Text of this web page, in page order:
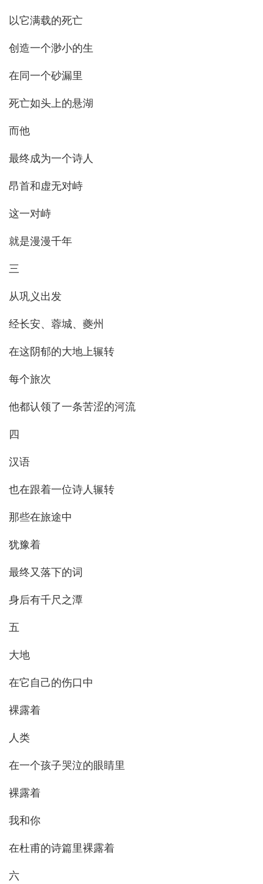
以它满载的死亡
创造一个渺小的生
在同一个砂漏里
死亡如头上的悬湖
而他
最终成为一个诗人
昂首和虚无对峙
这一对峙
就是漫漫千年
三
从巩义出发
经长安、蓉城、夔州
在这阴郁的大地上辗转
每个旅次
他都认领了一条苦涩的河流
四
汉语
也在跟着一位诗人辗转
那些在旅途中
犹豫着
最终又落下的词
身后有千尺之潭
五
大地
在它自己的伤口中
裸露着
人类
在一个孩子哭泣的眼睛里
裸露着
我和你
在杜甫的诗篇里裸露着
六